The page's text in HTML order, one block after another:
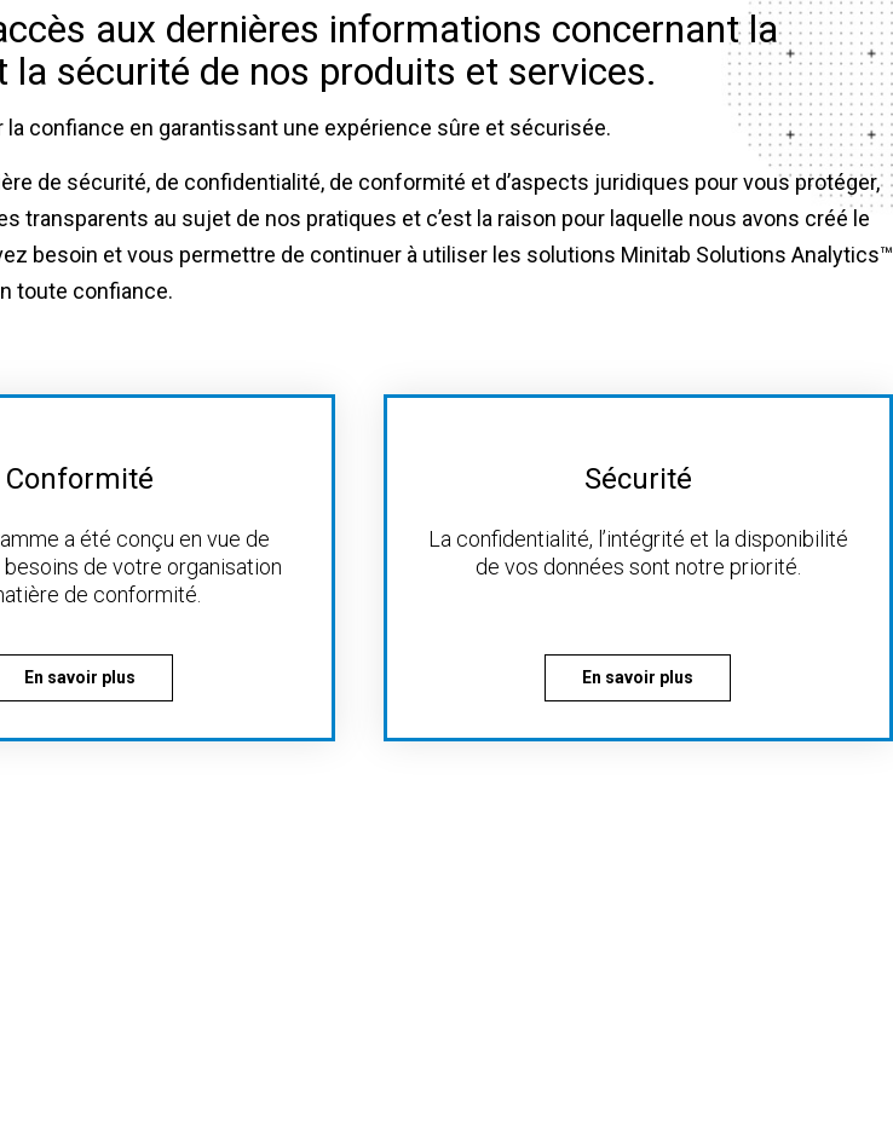
aux dernières informations concernant la
sécurité de nos produits et services.
confiance en garantissant une expérience sûre et sécurisée.
de sécurité, de confidentialité, de conformité et d’aspects juridiques pour vous protéger,
au sujet de nos pratiques et c’est la raison pour laquelle nous avons créé le
besoin et vous permettre de continuer à utiliser les solutions Minitab Solutions Analytics™
toute confiance.
Conformité
a été conçu en vue de
de votre organisation
de conformité.
En savoir plus
Sécurité
La confidentialité, l’intégrité et la disponibilité
de vos données sont notre priorité.
En savoir plus